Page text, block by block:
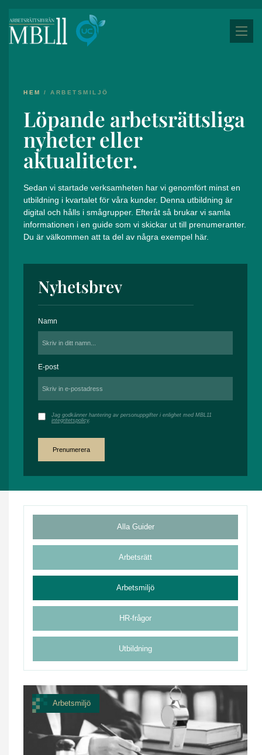
HEM / ARBETSMILJÖ
Löpande arbetsrättsliga
nyheter eller
aktualiteter.
Sedan vi startade verksamheten har vi genomfört minst en
utbildning i kvartalet för våra kunder. Denna utbildning är
digital och hålls i smågrupper. Efteråt så brukar vi samla
informationen i en guide som vi skickar ut till prenumeranter.
Du är välkommen att ta del av några exempel här.
Nyhetsbrev
Namn
E-post
Jag godkänner hantering av personuppgifter i enlighet med MBL11
integritetspolicy.
Prenumerera
Alla Guider
Arbetsrätt
Arbetsmiljö
HR-frågor
Utbildning
Arbetsmiljö